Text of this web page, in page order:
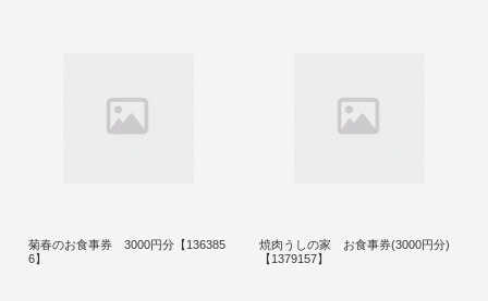
菊春のお食事券 3000円分【136385
6】
焼肉うしの家 お食事券(3000円分)
【1379157】